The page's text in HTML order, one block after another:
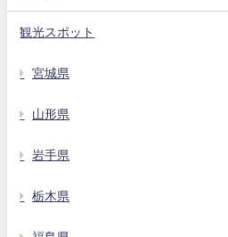
観光スポット
宮城県
山形県
岩手県
栃木県